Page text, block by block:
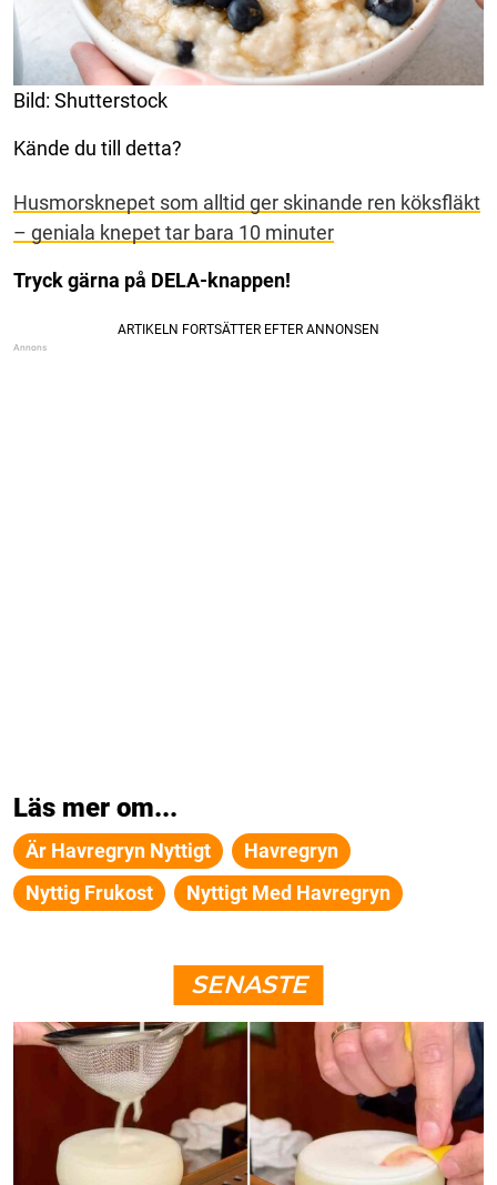
Bild: Shutterstock
Kände du till detta?
Husmorsknepet som alltid ger skinande ren köksfläkt
– geniala knepet tar bara 10 minuter
Tryck gärna på DELA-knappen!
Läs mer om...
Är Havregryn Nyttigt
Havregryn
Nyttig Frukost
Nyttigt Med Havregryn
SENASTE